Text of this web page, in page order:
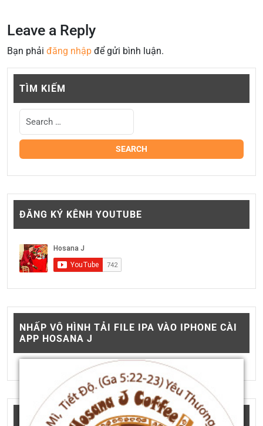
Leave a Reply
Bạn phải đăng nhập để gửi bình luận.
TÌM KIẾM
ĐĂNG KÝ KÊNH YOUTUBE
NHẤP VÔ HÌNH TẢI FILE IPA VÀO IPHONE CÀI
APP HOSANA J